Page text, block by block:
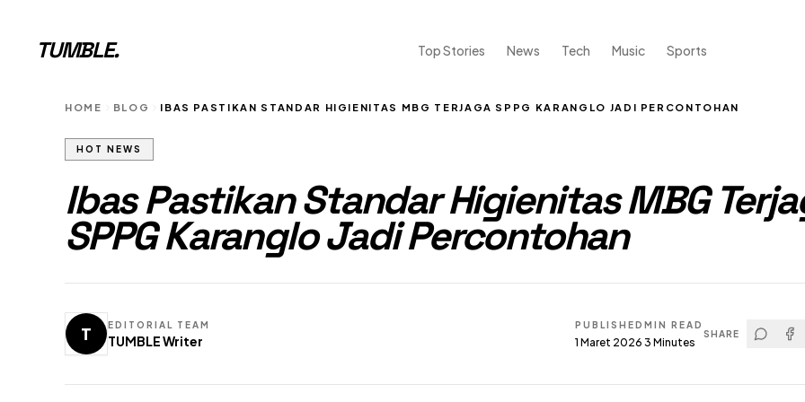
TUMBLE. Top Stories News Tech Music Sports
HOME BLOG IBAS PASTIKAN STANDAR HIGIENITAS MBG TERJAGA SPPG KARANGLO JADI PERCONTOHAN
HOT NEWS
Ibas Pastikan Standar Higienitas MBG
SPPG Karanglo Jadi Percontohan
T EDITORIAL TEAM
TUMBLE Writer
PUBLISHED
1 Maret 2026
MIN READ
3 Minutes
SHARE